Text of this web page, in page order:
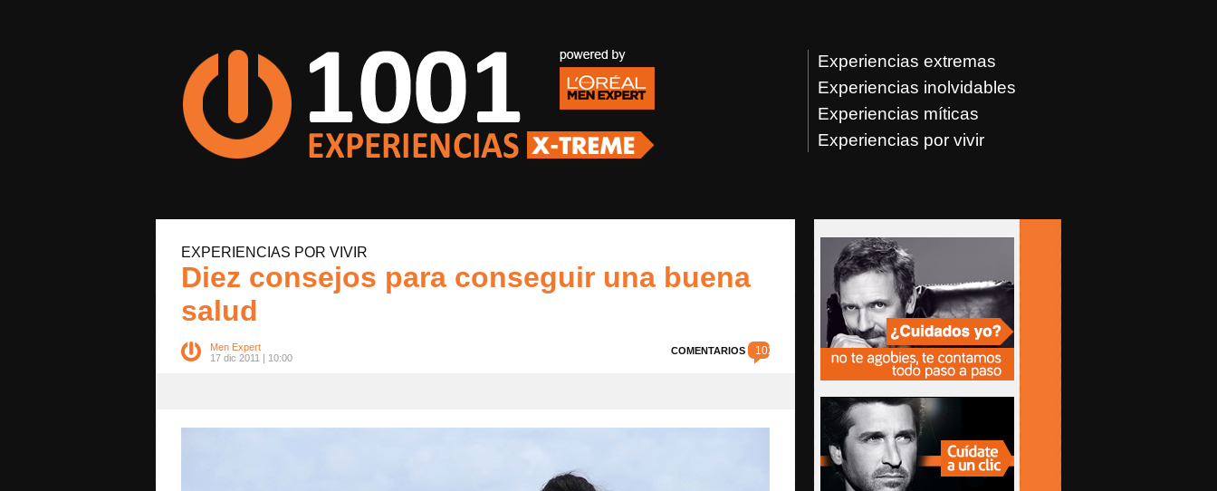
Experiencias extremas
Experiencias inolvidables
Experiencias míticas
Experiencias por vivir
EXPERIENCIAS POR VIVIR
Diez consejos para conseguir una buena
salud
Men Expert
17 dic 2011 | 10:00
COMENTARIOS 102